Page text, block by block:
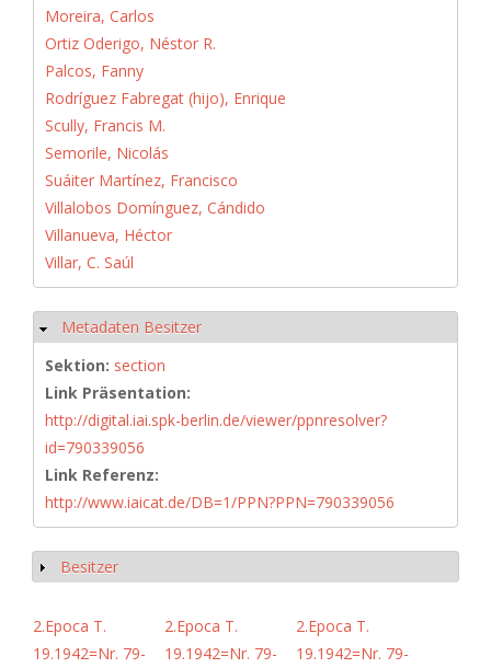
Moreira, Carlos
Ortiz Oderigo, Néstor R.
Palcos, Fanny
Rodríguez Fabregat (hijo), Enrique
Scully, Francis M.
Semorile, Nicolás
Suáiter Martínez, Francisco
Villalobos Domínguez, Cándido
Villanueva, Héctor
Villar, C. Saúl
Hide
Metadaten Besitzer
Sektion: section
Link Präsentation:
http://digital.iai.spk-berlin.de/viewer/ppnresolver?
id=790339056
Link Referenz:
http://www.iaicat.de/DB=1/PPN?PPN=790339056
Show
Besitzer
2.Epoca T.
19.1942=Nr. 79-
2.Epoca T.
19.1942=Nr. 79-
2.Epoca T.
19.1942=Nr. 79-